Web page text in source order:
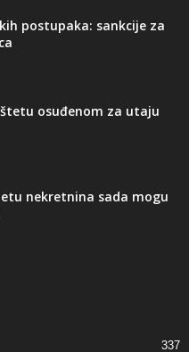
postupaka: sankcije za
osuđenom za utaju
nekretnina sada mogu
337